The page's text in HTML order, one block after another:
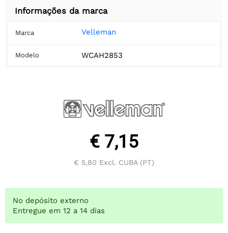
Informações da marca
Marca Velleman
Modelo WCAH2853
€ 7,15
€ 5,80 Excl. CUBA (PT)
No depósito externo
Entregue em 12 a 14 dias